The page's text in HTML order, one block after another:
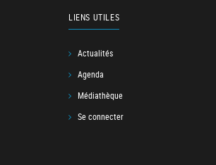
LIENS UTILES
Actualités
Agenda
Médiathèque
Se connecter